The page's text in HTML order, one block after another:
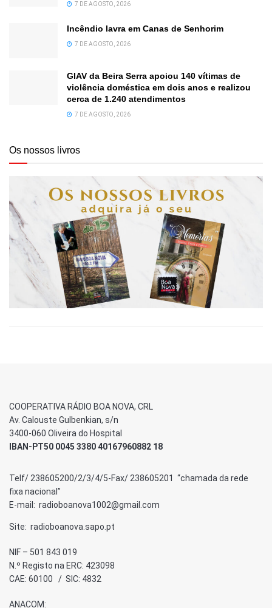
7 DE AGOSTO, 2026
Incêndio lavra em Canas de Senhorim
7 DE AGOSTO, 2026
GIAV da Beira Serra apoiou 140 vítimas de
violência doméstica em dois anos e realizou
cerca de 1.240 atendimentos
7 DE AGOSTO, 2026
Os nossos livros
COOPERATIVA RÁDIO BOA NOVA, CRL
Av. Calouste Gulbenkian, s/n
3400-060 Oliveira do Hospital
IBAN-PT50 0045 3380 40167960882 18
Telf/ 238605200/2/3/4/5-Fax/ 238605201 “chamada da rede
fixa nacional”
E-mail: radioboanova1002@gmail.com
Site: radioboanova.sapo.pt
NIF – 501 843 019
N.º Registo na ERC: 423098
CAE: 60100 / SIC: 4832
ANACOM: